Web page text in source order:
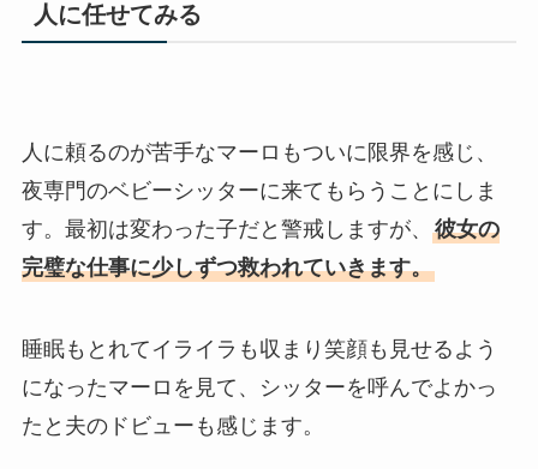
人に任せてみる
人に頼るのが苦手なマーロもついに限界を感じ、
夜専門のベビーシッターに来てもらうことにしま
す。最初は変わった子だと警戒しますが、 彼女の
完璧な仕事に少しずつ救われていきます。
睡眠もとれてイライラも収まり笑顔も見せるよう
になったマーロを見て、シッターを呼んでよかっ
たと夫のドビューも感じます。